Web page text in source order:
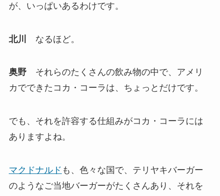
が、いっぱいあるわけです。
北川 なるほど。
奥野それらのたくさんの飲み物の中で、アメリ
カでできたコカ・コーラは、ちょっとだけです。
でも、それを許容する仕組みがコカ・コーラには
ありますよね。
マクドナルド も、色々な国で、テリヤキバーガー
のようなご当地バーガーがたくさんあり、それを